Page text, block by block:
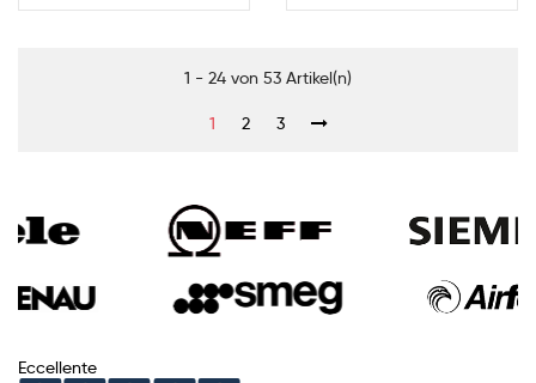
1 - 24 von 53 Artikel(n)
1 2 3
Eccellente